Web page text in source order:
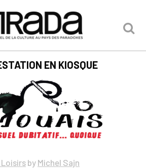
EN KIOSQUE
by Michel Sajn